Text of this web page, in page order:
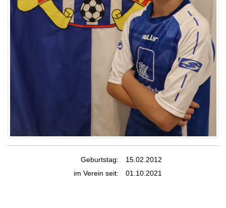
Geburtstag:
15.02.2012
im Verein seit:
01.10.2021